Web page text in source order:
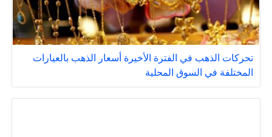
تحركات الذهب في الفترة الأخيرة أسعار الذهب بالعيارات
المختلفة في السوق المحلية